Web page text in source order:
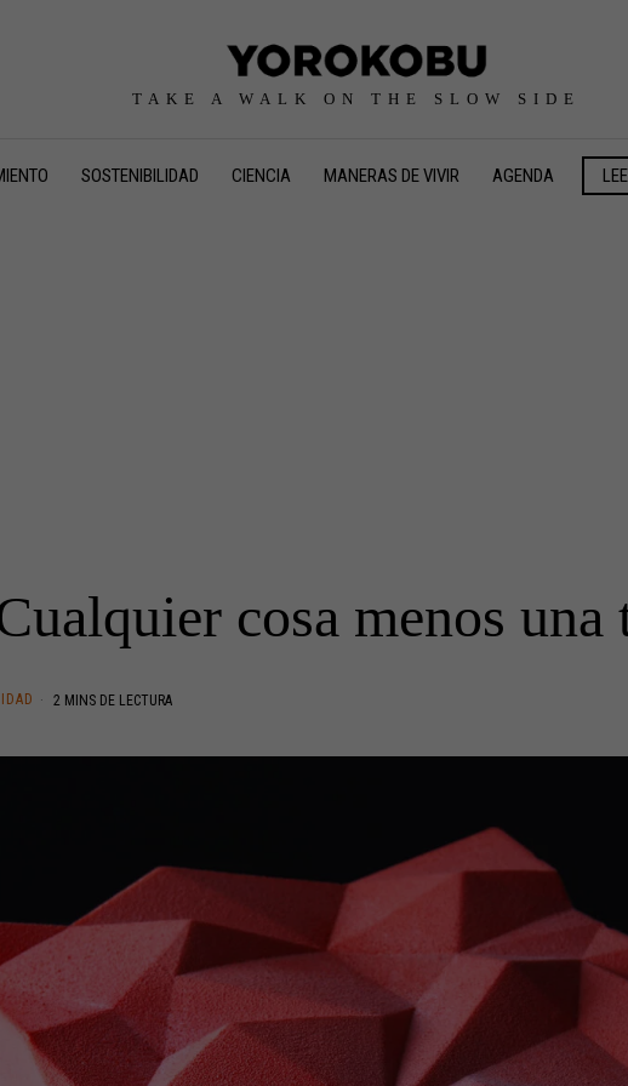
TAKE A WALK ON THE SLOW SIDE
SOSTENIBILIDAD CIENCIA MANERAS DE VIVIR AGENDA
cosa menos una
2 MINS DE LECTURA